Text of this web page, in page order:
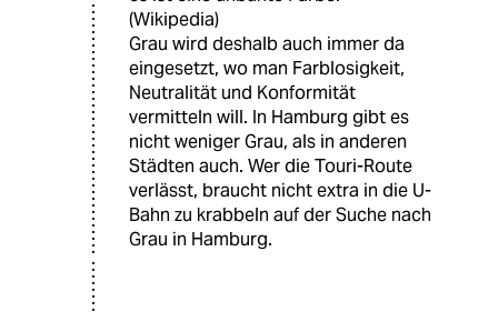
(Wikipedia)
Grau wird deshalb auch immer da
eingesetzt, wo man Farblosigkeit,
Neutralität und Konformität
vermitteln will. In Hamburg gibt es
nicht weniger Grau, als in anderen
Städten auch. Wer die Touri-Route
verlässt, braucht nicht extra in die U-
Bahn zu krabbeln auf der Suche nach
Grau in Hamburg.